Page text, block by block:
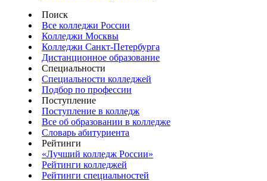
Поиск
Все колледжи России
Колледжи Москвы
Колледжи Санкт-Петербурга
Дистанционное образование
Специальности
Специальности колледжей
Подбор по профессии
Поступление
Поступление в колледж
Все об образовании в колледже
Словарь абитуриента
Рейтинги
«Лучший колледж России»
Рейтинги колледжей
Рейтинги специальностей